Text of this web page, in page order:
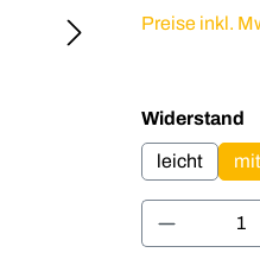
Preise inkl.
Widerstand
leicht
Produkt